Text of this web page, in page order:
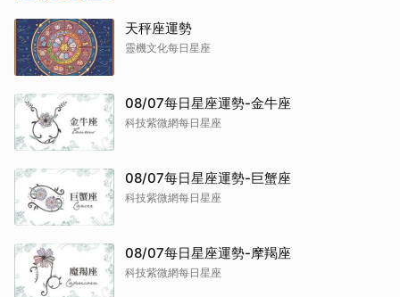
天秤座運勢
靈機文化每日星座
08/07每日星座運勢-金牛座
科技紫微網每日星座
08/07每日星座運勢-巨蟹座
科技紫微網每日星座
08/07每日星座運勢-摩羯座
科技紫微網每日星座